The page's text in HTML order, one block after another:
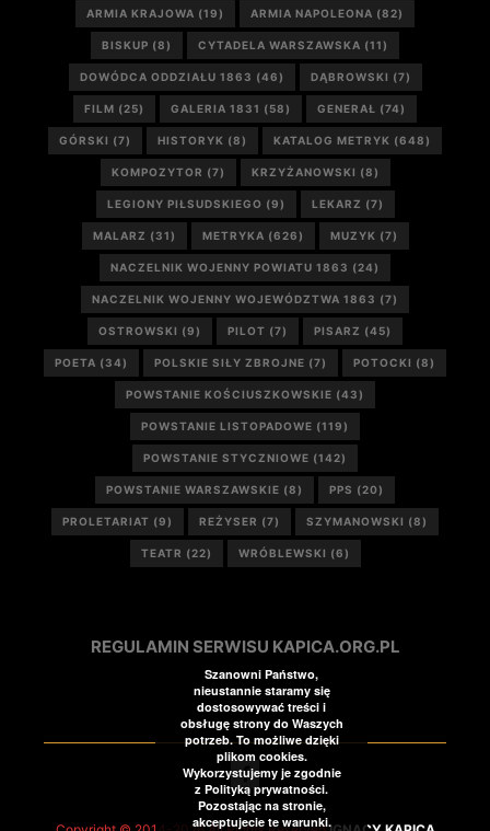
ARMIA KRAJOWA (19) ARMIA NAPOLEONA (82)
BISKUP (8) CYTADELA WARSZAWSKA (11)
DOWÓDCA ODDZIAŁU 1863 (46) DĄBROWSKI (7)
FILM (25) GALERIA 1831 (58) GENERAŁ (74)
GÓRSKI (7) HISTORYK (8) KATALOG METRYK (648)
KOMPOZYTOR (7) KRZYŻANOWSKI (8)
LEGIONY PIŁSUDSKIEGO (9) LEKARZ (7)
MALARZ (31) METRYKA (626) MUZYK (7)
NACZELNIK WOJENNY POWIATU 1863 (24)
NACZELNIK WOJENNY WOJEWÓDZTWA 1863 (7)
OSTROWSKI (9) PILOT (7) PISARZ (45)
POETA (34) POLSKIE SIŁY ZBROJNE (7) POTOCKI (8)
POWSTANIE KOŚCIUSZKOWSKIE (43)
POWSTANIE LISTOPADOWE (119)
POWSTANIE STYCZNIOWE (142)
POWSTANIE WARSZAWSKIE (8) PPS (20)
PROLETARIAT (9) REŻYSER (7) SZYMANOWSKI (8)
TEATR (22) WRÓBLEWSKI (6)
REGULAMIN SERWISU KAPICA.ORG.PL
Szanowni Państwo,
nieustannie staramy się
dostosowywać treści i
obsługę strony do Waszych
potrzeb. To możliwe dzięki
plikom cookies.
Wykorzystujemy je zgodnie
z Polityką prywatności.
Pozostając na stronie,
akceptujecie te warunki.